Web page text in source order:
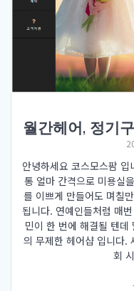
월간헤어, 정기
안녕하세요 코스모스팜
통 얼마 간격으로 미용실
를 이쁘게 만들어도 며칠
됩니다. 연예인들처럼 매
민이 한 번에 해결될 텐
의 무제한 헤어샵 입니다.
회